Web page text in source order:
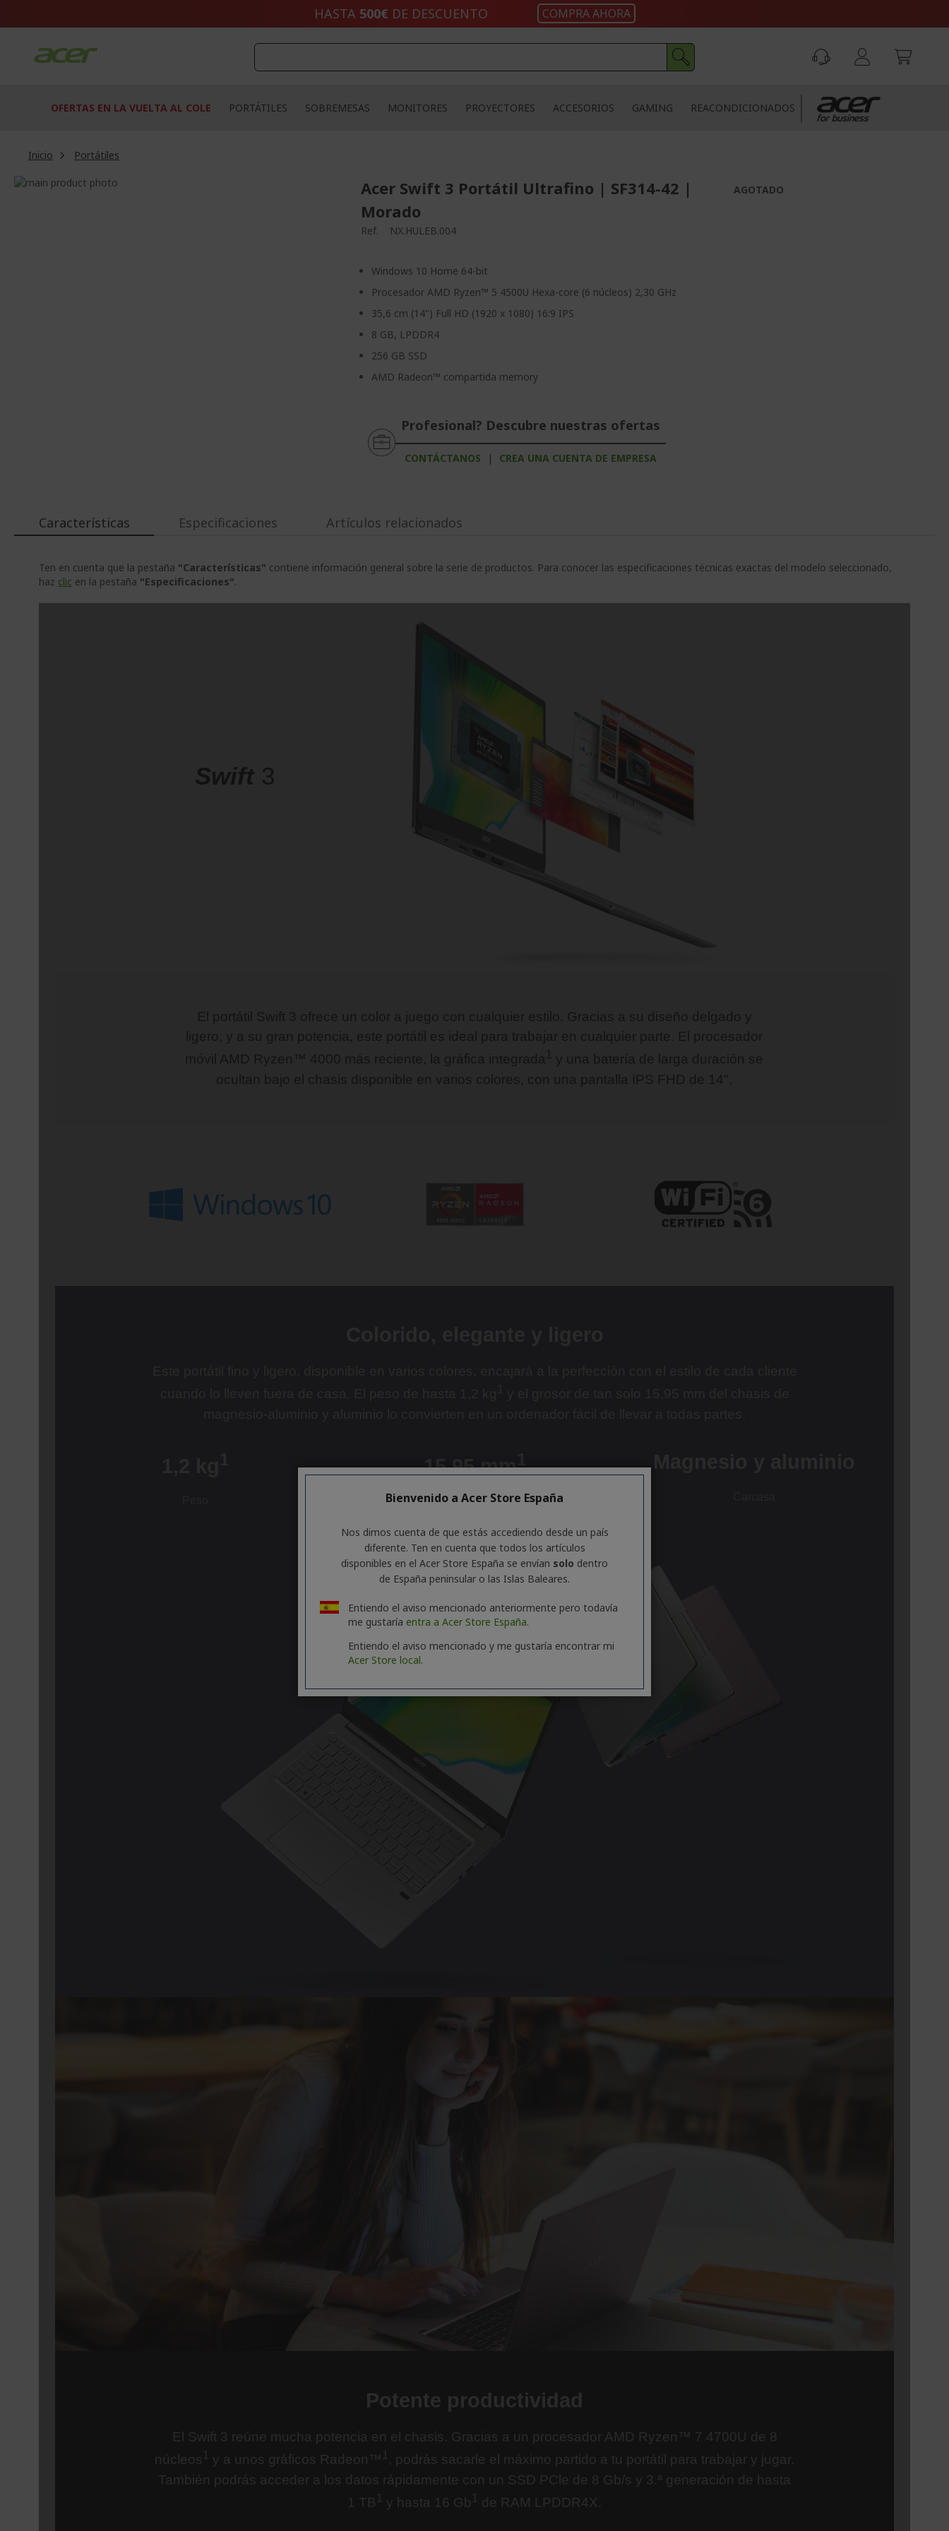
HASTA 500€ DE DESCUENTO COMPRA AHORA
OFERTAS EN LA VUELTA AL COLE PORTÁTILES SOBREMESAS MONITORES PROYECTORES ACCESORIOS GAMING REACONDICIONADOS
Inicio
Portátiles
Saltar
Acer Swift 3 Portátil Ultrafino | SF314-42 |
Morado
Ref. NX.HULEB.004
Windows 10 Home 64-bit
Procesador AMD Ryzen™ 5 4500U Hexa-core (6 núcleos) 2,30 GHz
35,6 cm (14") Full HD (1920 x 1080) 16:9 IPS
8 GB, LPDDR4
256 GB SSD
AMD Radeon™ compartida memory
Profesional? Descubre nuestras ofertas
CONTÁCTANOS | CREA UNA CUENTA DE EMPRESA
AGOTADO
Características
Ten en cuenta que la pestaña "Características" contiene información general sobre la serie de productos. Para conocer las especificaciones técnicas exactas del modelo seleccionado,
haz clic en la pestaña "Especificaciones".
Especificaciones Artículos relacionados
Bienvenido a Acer Store España
Nos dimos cuenta de que estás accediendo desde un país
diferente. Ten en cuenta que todos los artículos
disponibles en el Acer Store España se envían solo dentro
de España peninsular o las Islas Baleares.
Entiendo el aviso mencionado anteriormente pero todavía
me gustaría entra a Acer Store España.
Entiendo el aviso mencionado y me gustaría encontrar mi
Acer Store local.